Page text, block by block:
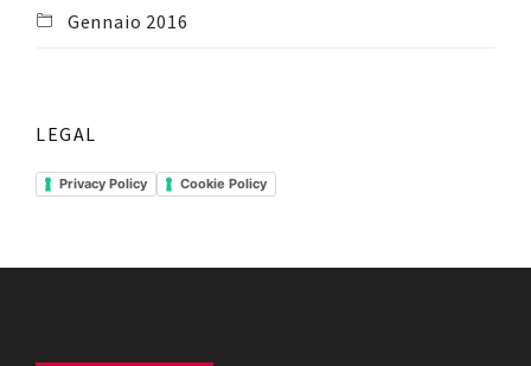
Gennaio 2016
LEGAL
Privacy Policy Cookie Policy